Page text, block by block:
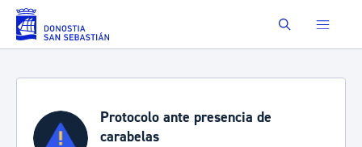
Saltar al contenido principal Buscar
Protocolo ante presencia de
carabelas